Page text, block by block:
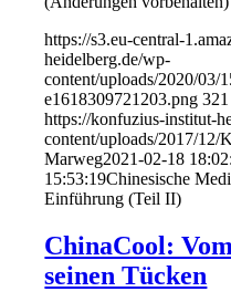
https://s3.eu-central-
heidelberg.de/wp-
content/uploads/2020/03/
e1618309721203.png 321
https://konfuzius-institut-
content/uploads/2017/12/
Marweg2021-02-18
15:53:19Chinesische
Einführung (Teil II)
ChinaCool:
seinen Tücken